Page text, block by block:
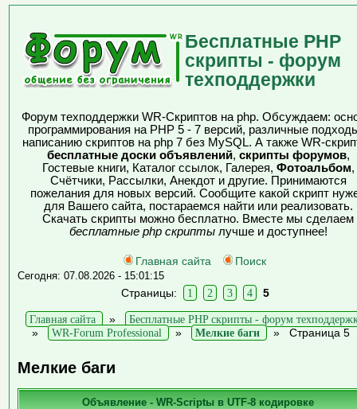
Бесплатные PHP
скрипты - форум
техподдержки
Форум техподдержки WR-Скриптов на php. Обсуждаем:
программирования на PHP 5 - 7 версий, различные
написанию скриптов на php 7 без MySQL. А также WR-
бесплатные доски объявлений, скрипты форумов,
Гостевые книги, Каталог ссылок, Галерея, Фотоальбом,
Счётчики, Рассылки, Анекдот и другие. Принимаются
пожелания для новых версий. Сообщите какой скрипт
для Вашего сайта, постараемся найти или реализовать.
Скачать скрипты можно бесплатно. Вместе мы сделаем
бесплатные php скриптылучше и доступнее!
Главная сайта Поиск
Сегодня: 07.08.2026 - 15:01:15
Страницы: 1 2 3 4 5
Главная сайта »
Бесплатные PHP скрипты - форум
»
WR-Forum Professional » Мелкие баги » Страница 5
Мелкие баги
Объявление - WR-Scriptы в UTF-8 кодировке